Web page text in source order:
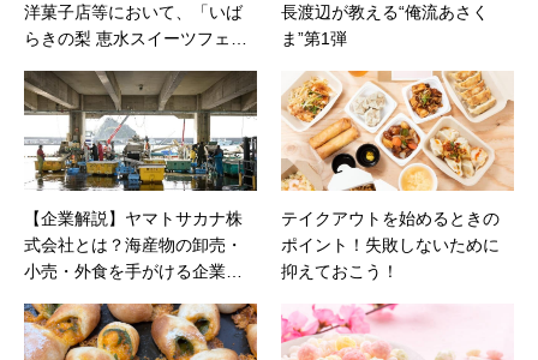
洋菓子店等において、「いば
らきの梨 恵水スイーツフェ
(日)まで開催
長渡辺が教える“俺流あさく
ま”第1弾
【企業解説】ヤマトサカナ株
式会社とは？海産物の卸売・
小売・外食を手がける企業の
テイクアウトを始めるときの
ポイント！失敗しないために
抑えておこう！